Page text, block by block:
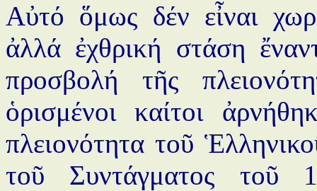
Αὐτό ὅμως δέν εἶναι
ἀλλά ἐχθρική στάση
προσβολή τῆς
ὁρισμένοι καίτοι
πλειονότητα τοῦ
τοῦ Συντάγματος